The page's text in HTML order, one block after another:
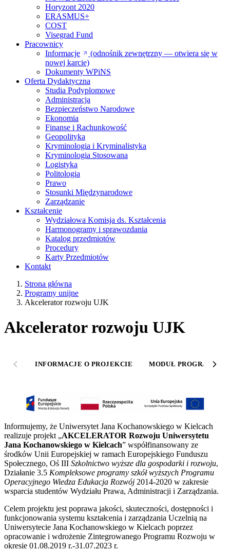
Horyzont 2020
ERASMUS+
COST
Visegrad Fund
Pracownicy
Informacje
(odnośnik zewnętrzny — otwiera się w
nowej karcie)
Dokumenty WPiNS
Oferta Dydaktyczna
Studia Podyplomowe
Administracja
Bezpieczeństwo Narodowe
Ekonomia
Finanse i Rachunkowość
Geopolityka
Kryminologia i Kryminalistyka
Kryminologia Stosowana
Logistyka
Politologia
Prawo
Stosunki Międzynarodowe
Zarządzanie
Kształcenie
Wydziałowa Komisja ds. Kształcenia
Harmonogramy i sprawozdania
Katalog przedmiotów
Procedury
Karty Przedmiotów
Kontakt
Strona główna
Programy unijne
Akcelerator rozwoju UJK
Akcelerator rozwoju UJK
INFORMACJE O PROJEKCIE MODUŁ PROGRAMÓW
Informujemy, że Uniwersytet Jana Kochanowskiego w Kielcach
realizuje projekt „AKCELERATOR Rozwoju Uniwersytetu
Jana Kochanowskiego w Kielcach” współfinansowany ze
środków Unii Europejskiej w ramach Europejskiego Funduszu
Społecznego, Oś III Szkolnictwo wyższe dla gospodarki i rozwoju,
Działanie 3.5 Kompleksowe programy szkół wyższych Programu
Operacyjnego Wiedza Edukacja Rozwój 2014-2020 w zakresie
wsparcia studentów Wydziału Prawa, Administracji i Zarządzania.
Celem projektu jest poprawa jakości, skuteczności, dostępności i
funkcjonowania systemu kształcenia i zarządzania Uczelnią na
Uniwersytecie Jana Kochanowskiego w Kielcach poprzez
opracowanie i wdrożenie Zintegrowanego Programu Rozwoju w
okresie 01.08.2019 r.-31.07.2023 r.